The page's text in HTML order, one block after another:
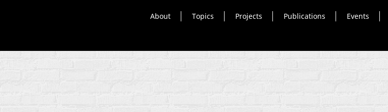
About Topics Projects Publications Events